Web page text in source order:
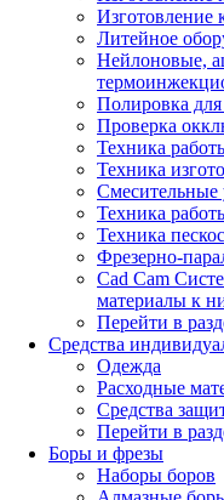
Изготовление
Литейное
Нейлоновые,
Полировка для
Проверка
Техника
Техника
Смесительные
Техника
Техника
Фрезерно-
Cad Cam
материалы к
Перейти в
Средства
Одежда
Расходные
Средства
Перейти в
Боры и фрезы
Наборы боров